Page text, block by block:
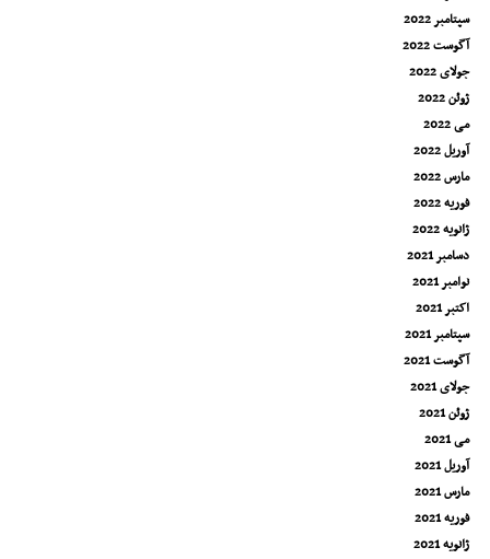
سپتامبر 2022
آگوست 2022
جولای 2022
ژوئن 2022
می 2022
آوریل 2022
مارس 2022
فوریه 2022
ژانویه 2022
دسامبر 2021
نوامبر 2021
اکتبر 2021
سپتامبر 2021
آگوست 2021
جولای 2021
ژوئن 2021
می 2021
آوریل 2021
مارس 2021
فوریه 2021
ژانویه 2021